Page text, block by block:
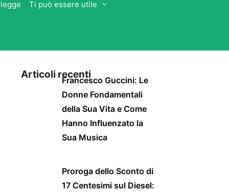
Ti può essere utile
Articoli recentiFrancesco Guccini: Le
Donne Fondamentali
della Sua Vita e Come
Hanno Influenzato la
Sua Musica
Proroga dello Sconto di
17 Centesimi sul Diesel: